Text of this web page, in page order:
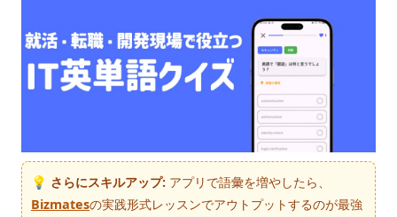
💡 さらにスキルアップ: アプリで語彙を増やしたら、
Bizmatesの実践形式レッスンでアウトプットするのが最強